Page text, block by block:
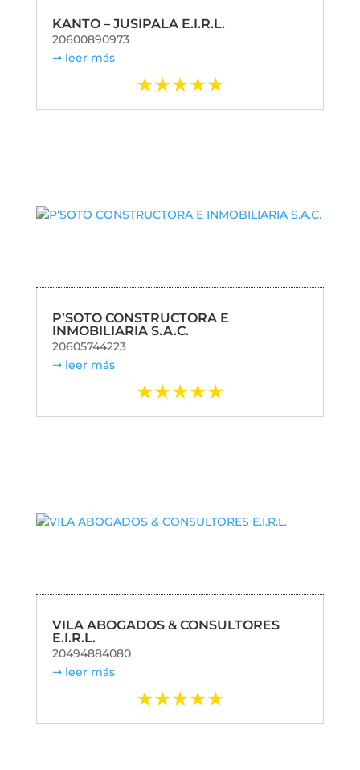
KANTO – JUSIPALA E.I.R.L.
20600890973
leer más
P’SOTO CONSTRUCTORA E
INMOBILIARIA S.A.C.
20605744223
leer más
VILA ABOGADOS & CONSULTORES
E.I.R.L.
20494884080
leer más